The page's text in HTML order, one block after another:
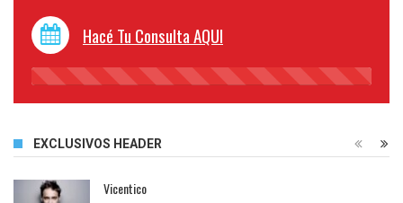
Hacé Tu Consulta AQUI
45%
EXCLUSIVOS HEADER
Vicentico